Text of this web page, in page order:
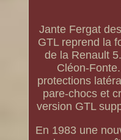
Jante Fergat
GTL reprend la
de la Renault
Cléon-
protections
pare-chocs et
version GTL
En 1983 une